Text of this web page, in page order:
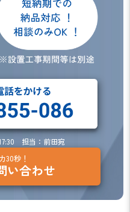
担当：前田宛
30秒！
い合わせ